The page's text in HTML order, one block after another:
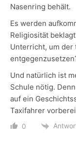
Nasenring behält.
Es werden
Religiosität
Unterricht, um der
Und natürlich ist
Schule nötig.
auf ein
Taxifahrer
0